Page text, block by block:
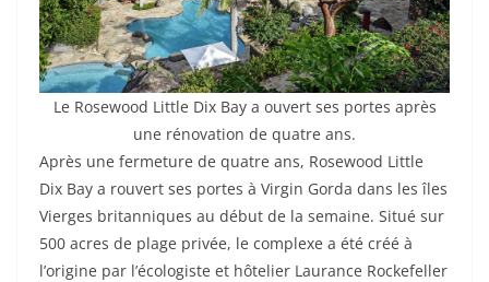
Le Rosewood Little Dix Bay a ouvert ses portes après
une rénovation de quatre ans.
Après une fermeture de quatre ans, Rosewood Little
Dix Bay a rouvert ses portes à Virgin Gorda dans les îles
Vierges britanniques au début de la semaine. Situé sur
500 acres de plage privée, le complexe a été créé à
l’origine par l’écologiste et hôtelier Laurance Rockefeller